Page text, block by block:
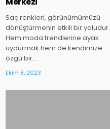
Saç renkleri, görünümümüzü
dönüştürmenin etkili bir yoludur.
Hem moda trendlerine ayak
uydurmak hem de kendimize
özgü bir…
Ekim 8, 2023